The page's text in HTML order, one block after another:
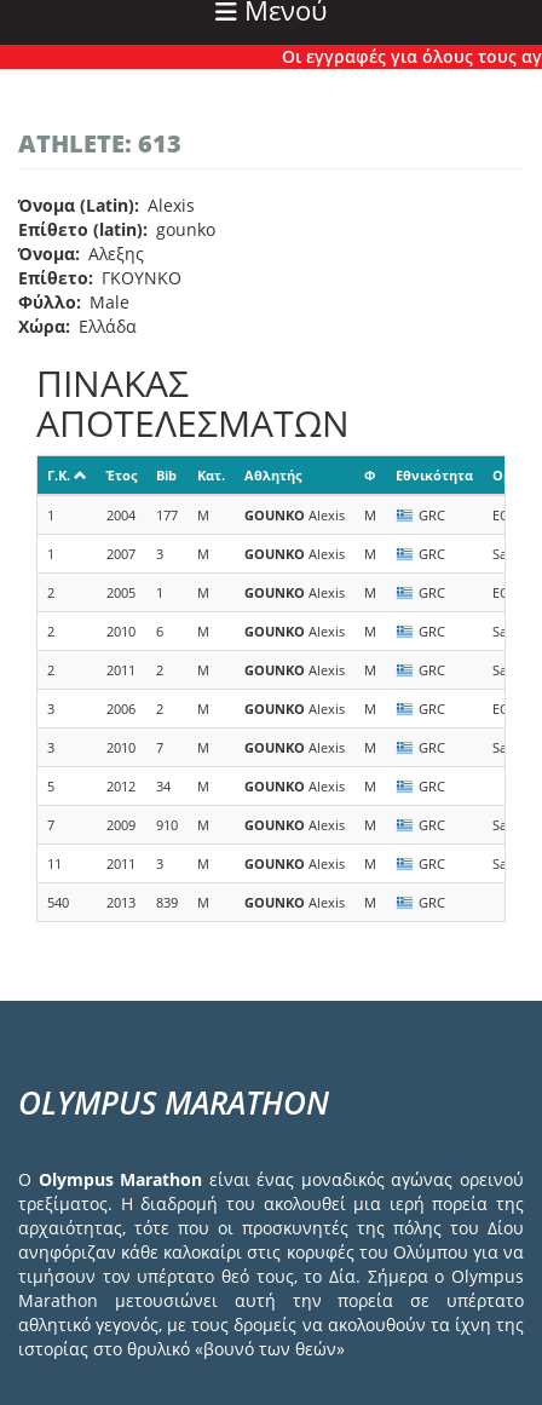
Μενού
Οι εγγραφές για όλους τους
ATHLETE: 613
Όνομα (Latin) Alexis
Επίθετο (latin) gounko
Όνομα Αλεξης
Επίθετο
ΓΚΟΥΝΚΟ
Φύλλο
Male
Χώρα
Ελλάδα
ΠΙΝΑΚΑΣ
ΑΠΟΤΕΛΕΣΜΑΤΩΝ
Γ.Κ. Έτος Bib Κατ. Αθλητής Φ Εθνικότητα
1 2004 177 M GOUNKO Alexis M GRC EOS
1 2007 3 M GOUNKO Alexis M GRC
2 2005 1 M GOUNKO Alexis M GRC EOS
2 2010 6 M GOUNKO Alexis M GRC
2 2011 2 M GOUNKO Alexis M GRC
3 2006 2 M GOUNKO Alexis M GRC EOS
3 2010 7 M GOUNKO Alexis M GRC
5 2012 34 M GOUNKO Alexis M GRC
7 2009 910 M GOUNKO Alexis M GRC
11 2011 3 M GOUNKO Alexis M GRC
540 2013 839 M GOUNKO Alexis M GRC
OLYMPUS MARATHON
Ο Olympus Marathon είναι ένας μοναδικός αγώνας ορεινού
τρεξίματος. Η διαδρομή του ακολουθεί μια ιερή πορεία της
αρχαιότητας, τότε που οι προσκυνητές της πόλης του Δίου
ανηφόριζαν κάθε καλοκαίρι στις κορυφές του Ολύμπου για να
τιμήσουν τον υπέρτατο θεό τους, το Δία. Σήμερα ο Olympus
Marathon μετουσιώνει αυτή την πορεία σε υπέρτατο
αθλητικό γεγονός, με τους δρομείς να ακολουθούν τα ίχνη της
ιστορίας στο θρυλικό «βουνό των θεών»